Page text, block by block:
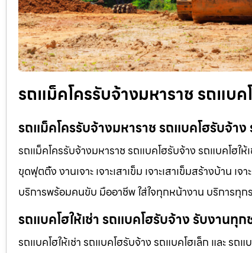
รถแม็คโครรับจ้างมหาราช รถแบค
รถแม็คโครรับจ้างมหาราช รถแบคโฮรับจ้า
รถแม็คโครรับจ้างมหาราช รถแบคโฮรับจ้าง รถแบคโฮใ
ขุดฟุตติ้ง งานเจาะ เจาะเสาเข็ม เจาะเสาเข็มสร้างบ้าน
บริการพร้อมคนขับ มืออาชีพ ใส่ใจทุกหน้างาน บริการทุก
รถแบคโฮให้เช่า รถแบคโฮรับจ้าง รับงานทุ
รถแบคโฮให้เช่า รถแบคโฮรับจ้าง รถแบคโฮเล็ก และ ร